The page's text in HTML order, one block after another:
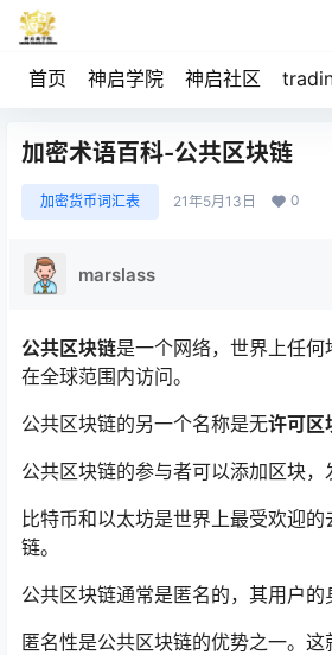
首页 神启学院 神启社区
加密术语百科-公共区块链
加密货币词汇表 21年5月13日 0
marslass
公共区块链是一个网络，世界上任
在全球范围内访问。
公共区块链的另一个名称是无许可区
公共区块链的参与者可以添加区块，
比特币和以太坊是世界上最受欢迎
链。
公共区块链通常是匿名的，其用户的
匿名性是公共区块链的优势之一。